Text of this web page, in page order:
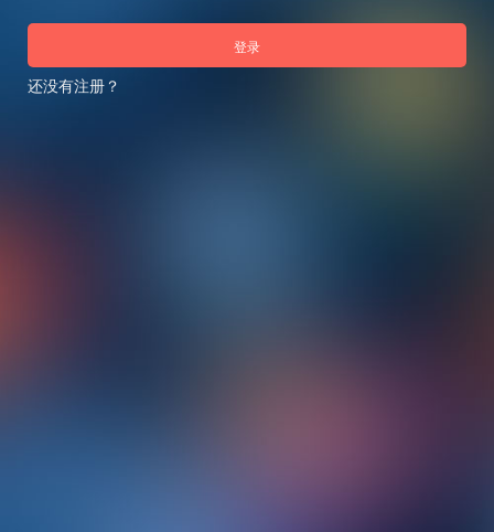
登录
还没有注册？